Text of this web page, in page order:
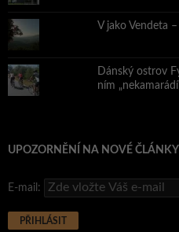
V jako Vendeta
Dánský ostrov
ním
UPOZORNĚNÍ NA NOVÉ
E-mail: